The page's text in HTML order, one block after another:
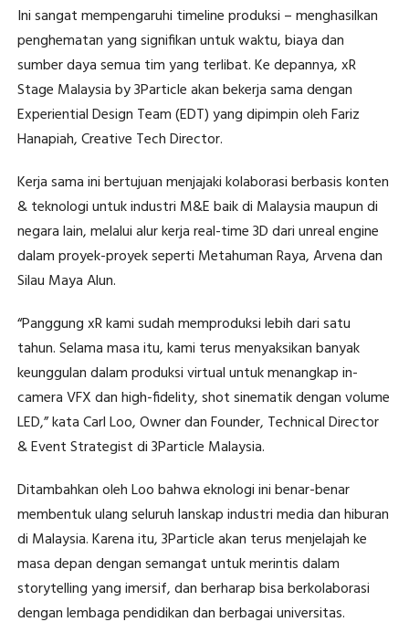
Ini sangat mempengaruhi timeline produksi – menghasilkan
penghematan yang signifikan untuk waktu, biaya dan
sumber daya semua tim yang terlibat. Ke depannya, xR
Stage Malaysia by 3Particle akan bekerja sama dengan
Experiential Design Team (EDT) yang dipimpin oleh Fariz
Hanapiah, Creative Tech Director.
Kerja sama ini bertujuan menjajaki kolaborasi berbasis konten
& teknologi untuk industri M&E baik di Malaysia maupun di
negara lain, melalui alur kerja real-time 3D dari unreal engine
dalam proyek-proyek seperti Metahuman Raya, Arvena dan
Silau Maya Alun.
“Panggung xR kami sudah memproduksi lebih dari satu
tahun. Selama masa itu, kami terus menyaksikan banyak
keunggulan dalam produksi virtual untuk menangkap in-
camera VFX dan high-fidelity, shot sinematik dengan volume
LED,” kata Carl Loo, Owner dan Founder, Technical Director
& Event Strategist di 3Particle Malaysia.
Ditambahkan oleh Loo bahwa eknologi ini benar-benar
membentuk ulang seluruh lanskap industri media dan hiburan
di Malaysia. Karena itu, 3Particle akan terus menjelajah ke
masa depan dengan semangat untuk merintis dalam
storytelling yang imersif, dan berharap bisa berkolaborasi
dengan lembaga pendidikan dan berbagai universitas.